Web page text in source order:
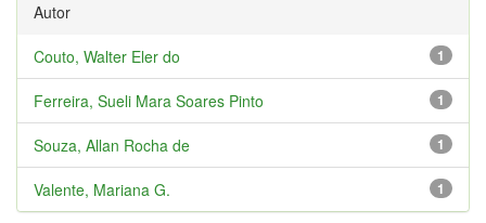
Autor
1
Couto, Walter Eler do
1
Ferreira, Sueli Mara Soares Pinto
1
Souza, Allan Rocha de
1
Valente, Mariana G.